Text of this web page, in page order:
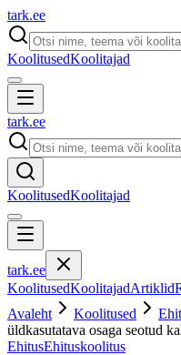
tark.ee
KoolitusedKoolitajad
tark.ee
KoolitusedKoolitajad
tark.ee
KoolitusedKoolitajadArtiklid
Avaleht
Koolitused
üldkasutatava osaga seotud
EhitusEhituskoolitus